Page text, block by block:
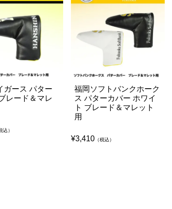
ガース パター
レード＆マレ
込）
福岡ソフトバンクホーク
ス パターカバー ホワイ
ト ブレード＆マレット
用
¥3,410 （税込）